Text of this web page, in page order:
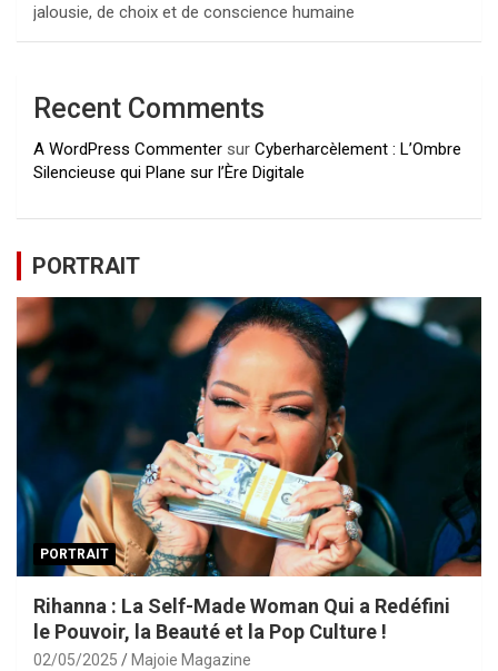
jalousie, de choix et de conscience humaine
Recent Comments
A WordPress Commenter sur Cyberharcèlement : L’Ombre
Silencieuse qui Plane sur l’Ère Digitale
PORTRAIT
PORTRAIT
Rihanna : La Self-Made Woman Qui a Redéfini
le Pouvoir, la Beauté et la Pop Culture !
02/05/2025 Majoie Magazine